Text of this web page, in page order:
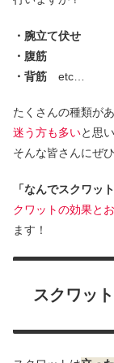
・腕立て伏せ
・腹筋
・背筋 etc…
たくさんの種類が
迷う方も多いと思
そんな皆さんにぜ
「なんでスクワッ
クワットの効果と
ます！
スクワッ